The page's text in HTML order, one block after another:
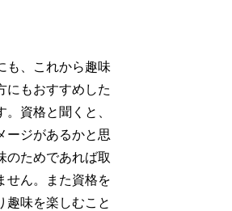
も、これから趣味
にもおすすめした
資格と聞くと、
ージがあるかと思
のためであれば取
せん。また資格を
趣味を楽しむこと